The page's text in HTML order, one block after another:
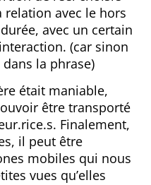
relation avec le hors
avec un certain
(car sinon
la phrase)
était maniable,
être transporté
Finalement,
il peut être
mobiles qui nous
vues qu’elles